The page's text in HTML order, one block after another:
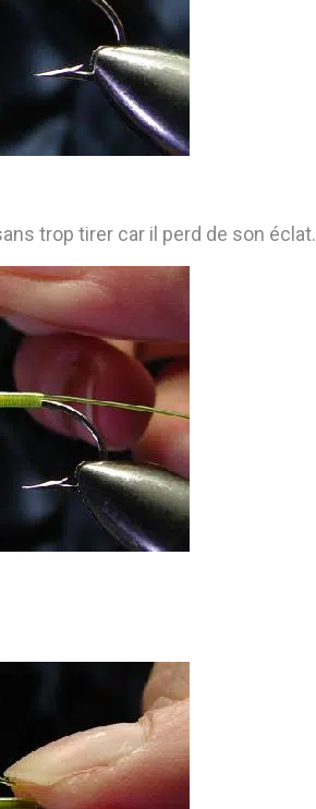
trop tirer car il perd de son éclat.